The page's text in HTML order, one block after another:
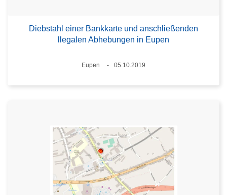
Diebstahl einer Bankkarte und anschließenden
llegalen Abhebungen in Eupen
Standort
Eupen
05.10.2019